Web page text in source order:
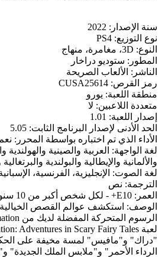
سنة الإصدار: 2022
نوع التوزيع: PS4
النوع: 3D، مغامرة، منهاج
المطور: ستوديو دراخار
الناشر: الألعاب الصريحة
رمز القرص: CUSA25614
منطقة اللعبة: يورو
متعددة اللاعبين: لا
إصدار اللعبة: 1.01
الحد الأدنى لإصدار البرنامج الثابت: 5.05
الأداء الذي تم اختباره بواسطة المحرر: نعم
لغة الواجهة: العربية والصينية والهولندية
والألمانية والإيطالية والبولندية
لغة الصوت: الإنجليزية، الفرنسية،
الترجمة: نص
العمر: E10+ - لكل شخص أكبر من 10 سنوات
الوصف: استكشف عوالم القصص
"دراك" و"مافيس" لمسة مخيفة على
الرداء الأحمر" و"ملابس الملك الجديدة"